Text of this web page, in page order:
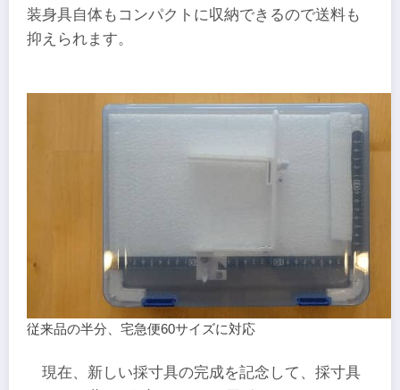
装身具自体もコンパクトに収納できるので送料も
抑えられます。
従来品の半分、宅急便60サイズに対応
現在、新しい採寸具の完成を記念して、採寸具